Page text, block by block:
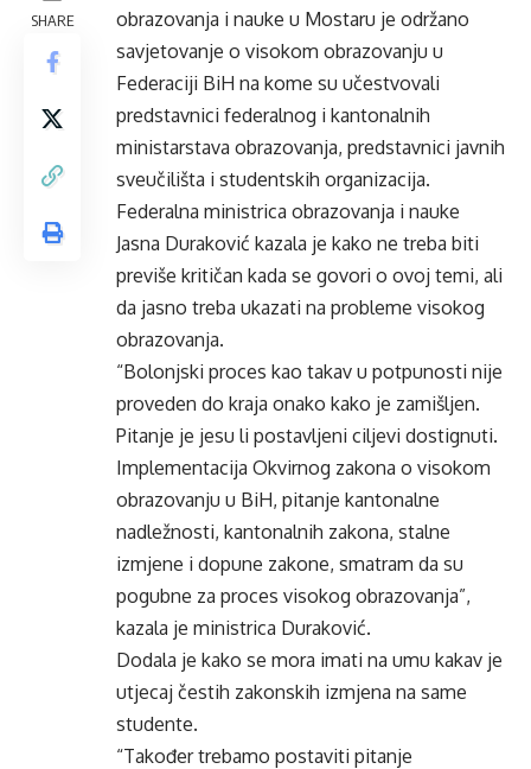
SHARE
obrazovanja i nauke u Mostaru je održano
savjetovanje o visokom obrazovanju u
Federaciji BiH na kome su učestvovali
predstavnici federalnog i kantonalnih
ministarstava obrazovanja, predstavnici javnih
sveučilišta i studentskih organizacija.
Federalna ministrica obrazovanja i nauke
Jasna Duraković kazala je kako ne treba biti
previše kritičan kada se govori o ovoj temi, ali
da jasno treba ukazati na probleme visokog
obrazovanja.
“Bolonjski proces kao takav u potpunosti nije
proveden do kraja onako kako je zamišljen.
Pitanje je jesu li postavljeni ciljevi dostignuti.
Implementacija Okvirnog zakona o visokom
obrazovanju u BiH, pitanje kantonalne
nadležnosti, kantonalnih zakona, stalne
izmjene i dopune zakone, smatram da su
pogubne za proces visokog obrazovanja”,
kazala je ministrica Duraković.
Dodala je kako se mora imati na umu kakav je
utjecaj čestih zakonskih izmjena na same
studente.
“Također trebamo postaviti pitanje